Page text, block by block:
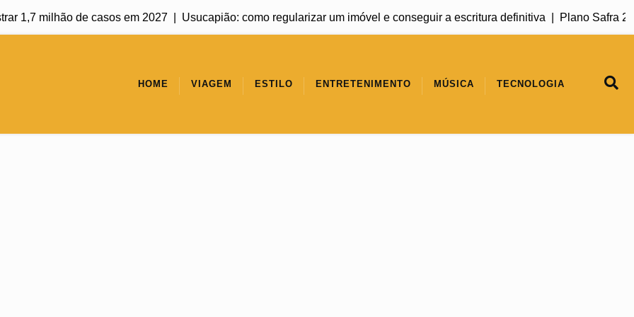
de casos em 2027 |Usucapião: como regularizar um imóvel e conseguir a escritura definitiva |Plano Safra 2026/2027
HOME VIAGEM ESTILO ENTRETENIMENTO MÚSICA TECNOLOGIA